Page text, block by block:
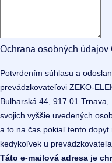
Ochrana osobných údajov
Potvrdením súhlasu a
prevádzkovateľovi ZEKO-
Bulharská 44, 917 01
svojich vyššie uvedených
a to na čas pokiaľ tento
kedykoľvek u
Táto e-mailová adresa je